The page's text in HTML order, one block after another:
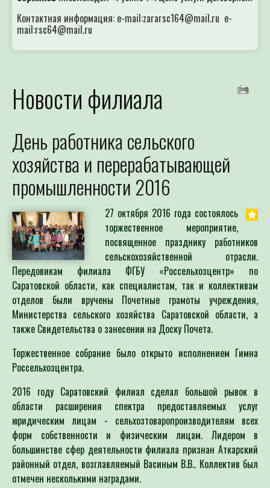
Контактная информация: e-mail:zararsc164@mail.ru e-
mail:rsc64@mail.ru
Новости филиала
День работника сельского
хозяйства и перерабатывающей
промышленности 2016
27 октября 2016 года состоялось
торжественное мероприятие,
посвященное празднику работников
сельскохозяйственной отрасли.
Передовикам филиала ФГБУ «Россельхозцентр» по
Саратовской области, как специалистам, так и коллективам
отделов были вручены Почетные грамоты учреждения,
Министерства сельского хозяйства Саратовской области, а
также Свидетельства о занесении на Доску Почета.
Торжественное собрание было открыто исполнением Гимна
Россельхозцентра.
2016 году Саратовский филиал сделал большой рывок в
области расширения спектра предоставляемых услуг
юридическим лицам - сельхозтоваропроизводителям всех
форм собственности и физическим лицам. Лидером в
большинстве сфер деятельности филиала признан Аткарский
районный отдел, возглавляемый Васиным В.В.. Коллектив был
отмечен несколькими наградами.